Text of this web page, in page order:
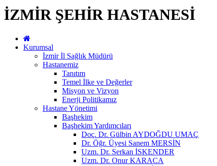
İZMİR ŞEHİR HASTANESİ
Kurumsal
İzmir İl Sağlık Müdürü
Hastanemiz
Tanıtım
Temel İlke ve Değerler
Misyon ve Vizyon
Enerji Politikamız
Hastane Yönetimi
Başhekim
Başhekim Yardımcıları
Doç. Dr. Gülbin AYDOĞDU UMAÇ
Dr. Öğr. Üyesi Sanem MERSİN
Uzm. Dr. Serkan İSKENDER
Uzm. Dr. Onur KARACA